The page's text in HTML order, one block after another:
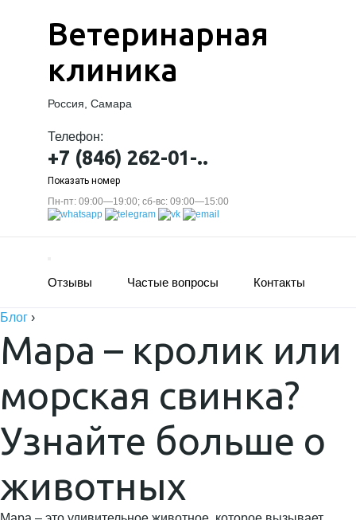
Ветеринарная
клиника
Россия, Самара
Телефон:
+7 (846) 262-01-..
Показать номер
Пн-пт: 09:00—19:00; сб-вс: 09:00—15:00
Отзывы Частые вопросы Контакты
Блог ›
Мара – кролик или
морская свинка?
Узнайте больше о
животных